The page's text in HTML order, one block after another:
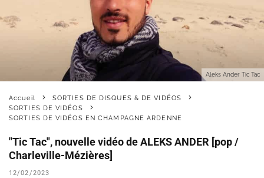
Aleks Ander Tic Tac
Accueil
SORTIES DE DISQUES & DE VIDÉOS
SORTIES DE VIDÉOS
SORTIES DE VIDÉOS EN CHAMPAGNE ARDENNE
"Tic Tac", nouvelle vidéo de ALEKS ANDER [pop /
Charleville-Mézières]
12/02/2023